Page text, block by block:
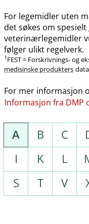
For legemidler uten
det søkes om
veterinærlegemidler
følger ulikt regelverk.
1 FEST = Forskrivnings- og
medisinske produkters
For mer informasjon
Informasjon fra DMP
A B C
I
K L
S
T V